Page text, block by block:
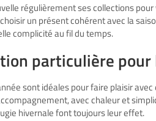
régulièrement ses collections
un présent cohérent avec la
complicité au fil du temps.
particulière pour
sont idéales pour faire plaisir
avec chaleur et
hivernale font toujours leur effet.